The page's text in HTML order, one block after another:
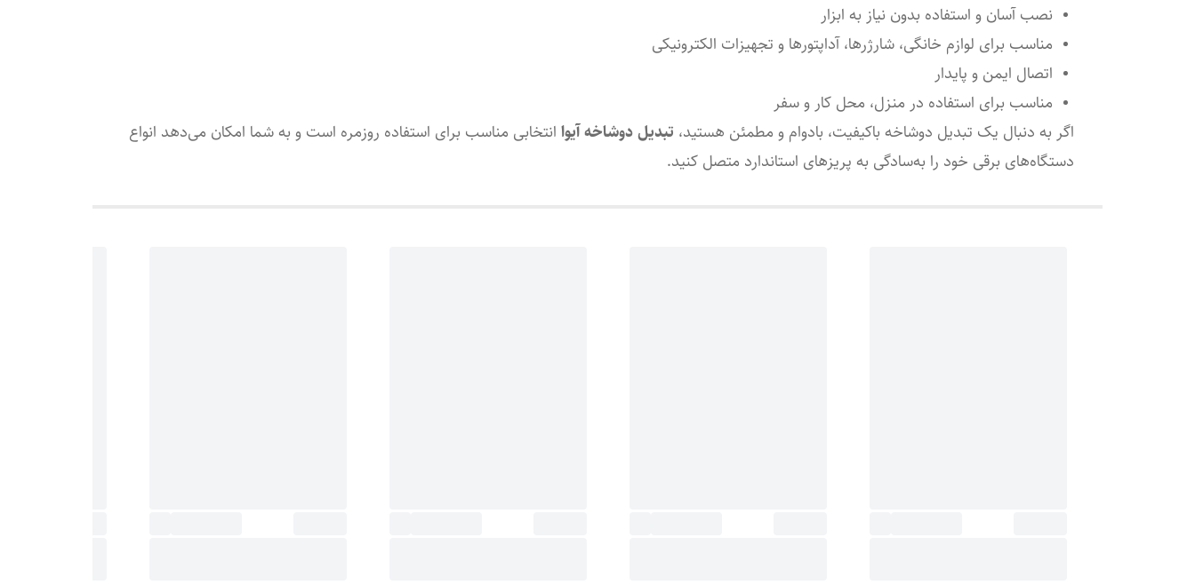
نصب آسان و استفاده بدون نیاز به ابزار
مناسب برای لوازم خانگی، شارژرها، آداپتورها و تجهیزات الکترونیکی
اتصال ایمن و پایدار
مناسب برای استفاده در منزل، محل کار و سفر
اگر به دنبال یک تبدیل دوشاخه باکیفیت، بادوام و مطمئن هستید، تبدیل دوشاخه آیوا انتخابی مناسب برای استفاده روزمره است و به شما امکان می‌دهد انواع
دستگاه‌های برقی خود را به‌سادگی به پریزهای استاندارد متصل کنید.